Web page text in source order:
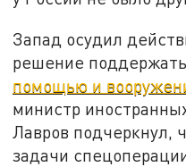
Запад осудил
решение
помощью и
министр
Лавров подчеркнул,
задачи